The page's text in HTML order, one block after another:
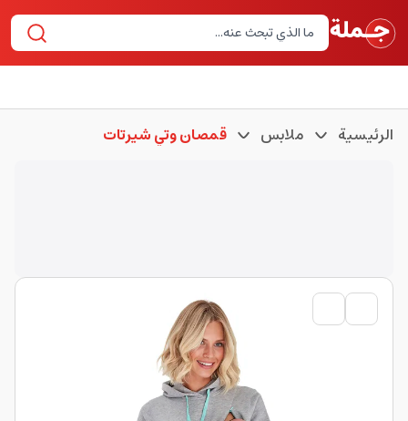
الرئيسية ملابس قمصان وتي شيرتات